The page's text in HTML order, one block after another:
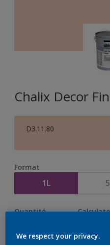
Chalix Decor
D3.11.80
Format
1L
Quantité
We respect your privacy.